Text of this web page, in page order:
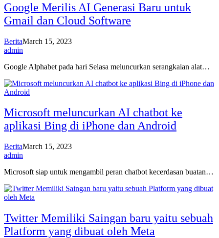
Google Merilis AI Generasi Baru untuk
Gmail dan Cloud Software
BeritaMarch 15, 2023
admin
Google Alphabet pada hari Selasa meluncurkan serangkaian alat…
Microsoft meluncurkan AI chatbot ke
aplikasi Bing di iPhone dan Android
BeritaMarch 15, 2023
admin
Microsoft siap untuk mengambil peran chatbot kecerdasan buatan…
Twitter Memiliki Saingan baru yaitu sebuah
Platform yang dibuat oleh Meta